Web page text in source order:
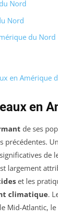
Nord
Nord
du Nord
en Amérique
en
de ses
de
largement
et les
climatique.
Mid-Atlantic,